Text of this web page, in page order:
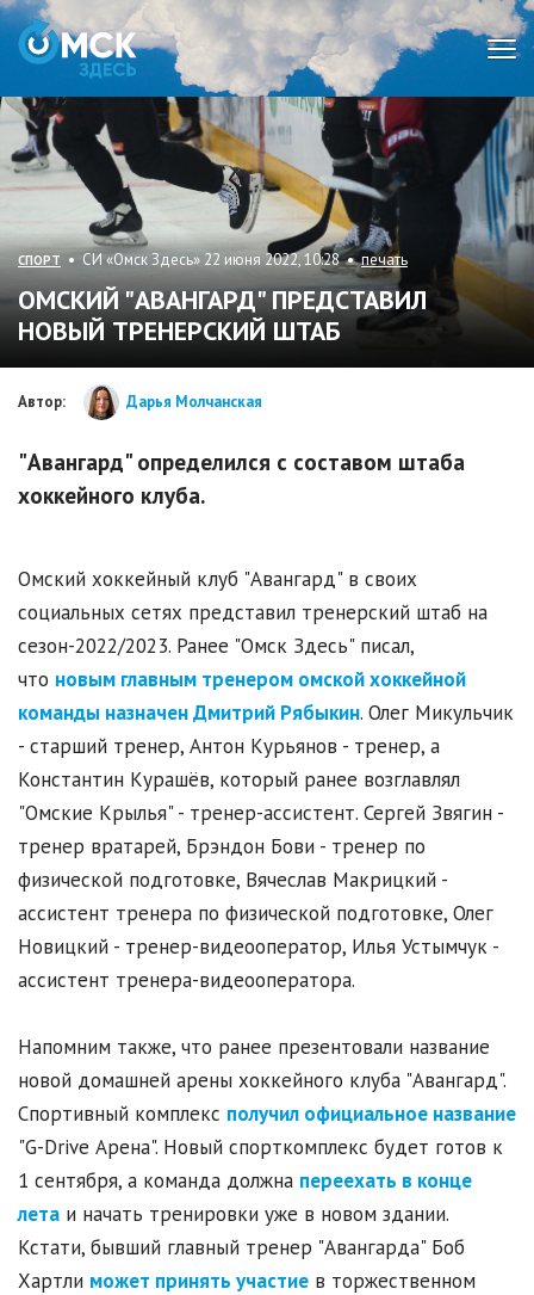
СПОРТ • СИ «Омск Здесь» 22 июня 2022, 10:28 •печать
ОМСКИЙ "АВАНГАРД" ПРЕДСТАВИЛ
НОВЫЙ ТРЕНЕРСКИЙ ШТАБ
Автор: Дарья Молчанская
"Авангард" определился с составом штаба
хоккейного клуба.
Омский хоккейный клуб "Авангард" в своих
социальных сетях представил тренерский штаб на
сезон-2022/2023. Ранее "Омск Здесь" писал,
что новым главным тренером омской хоккейной
команды назначен Дмитрий Рябыкин. Олег Микульчик
- старший тренер, Антон Курьянов - тренер, а
Константин Курашёв, который ранее возглавлял
"Омские Крылья" - тренер-ассистент. Сергей Звягин -
тренер вратарей, Брэндон Бови - тренер по
физической подготовке, Вячеслав Макрицкий -
ассистент тренера по физической подготовке, Олег
Новицкий - тренер-видеооператор, Илья Устымчук -
ассистент тренера-видеооператора.
Напомним также, что ранее презентовали название
новой домашней арены хоккейного клуба "Авангард".
Спортивный комплекс получил официальное название
"G-Drive Арена". Новый спорткомплекс будет готов к
1 сентября, а команда должна переехать в конце
лета и начать тренировки уже в новом здании.
Кстати, бывший главный тренер "Авангарда" Боб
Хартли может принять участие в торжественном